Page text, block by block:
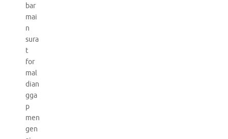
bar
mai
n
sura
t
for
mal
dian
gga
p
men
gen